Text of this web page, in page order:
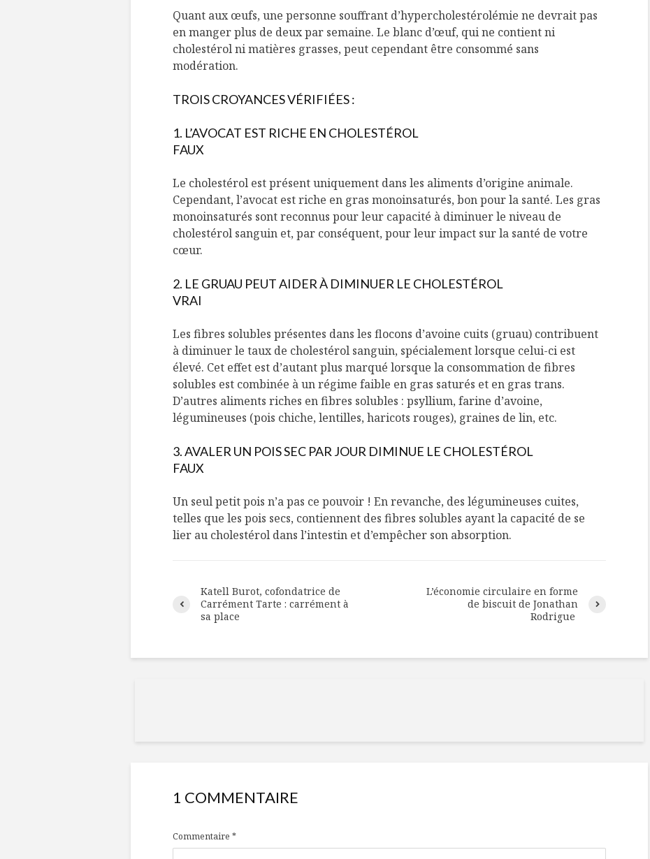
Quant aux œufs, une personne souffrant d’hypercholestérolémie ne devrait pas
en manger plus de deux par semaine. Le blanc d’œuf, qui ne contient ni
cholestérol ni matières grasses, peut cependant être consommé sans
modération.
TROIS CROYANCES VÉRIFIÉES :
1. L’AVOCAT EST RICHE EN CHOLESTÉROL
FAUX
Le cholestérol est présent uniquement dans les aliments d’origine animale.
Cependant, l’avocat est riche en gras monoinsaturés, bon pour la santé. Les gras
monoinsaturés sont reconnus pour leur capacité à diminuer le niveau de
cholestérol sanguin et, par conséquent, pour leur impact sur la santé de votre
cœur.
2. LE GRUAU PEUT AIDER À DIMINUER LE CHOLESTÉROL
VRAI
Les fibres solubles présentes dans les flocons d’avoine cuits (gruau) contribuent
à diminuer le taux de cholestérol sanguin, spécialement lorsque celui-ci est
élevé. Cet effet est d’autant plus marqué lorsque la consommation de fibres
solubles est combinée à un régime faible en gras saturés et en gras trans.
D’autres aliments riches en fibres solubles : psyllium, farine d’avoine,
légumineuses (pois chiche, lentilles, haricots rouges), graines de lin, etc.
3. AVALER UN POIS SEC PAR JOUR DIMINUE LE CHOLESTÉROL
FAUX
Un seul petit pois n’a pas ce pouvoir ! En revanche, des légumineuses cuites,
telles que les pois secs, contiennent des fibres solubles ayant la capacité de se
lier au cholestérol dans l’intestin et d’empêcher son absorption.
Katell Burot, cofondatrice de
Carrément Tarte : carrément à
sa place
L’économie circulaire en forme
de biscuit de Jonathan
Rodrigue
1 COMMENTAIRE
Commentaire *
Isabelle Huot et Chef
Marianne allient
santé et plaisir
Les spiritueux des
Cantons-de-l’Est
temps des Fêtes
pour Chantal Van
Winden